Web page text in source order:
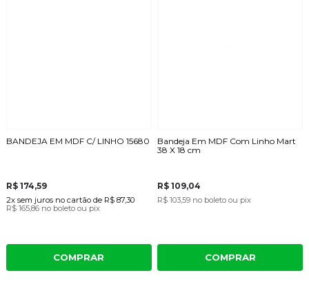
BANDEJA EM MDF C/ LINHO 15680
R$ 174,59
2x sem juros no cartãode R$ 87,30
R$ 165,86 no boleto ou pix
COMPRAR
Bandeja Em MDF Com Linho Mart
38 X 18 cm
R$ 109,04
R$ 103,59 no boleto ou pix
COMPRAR